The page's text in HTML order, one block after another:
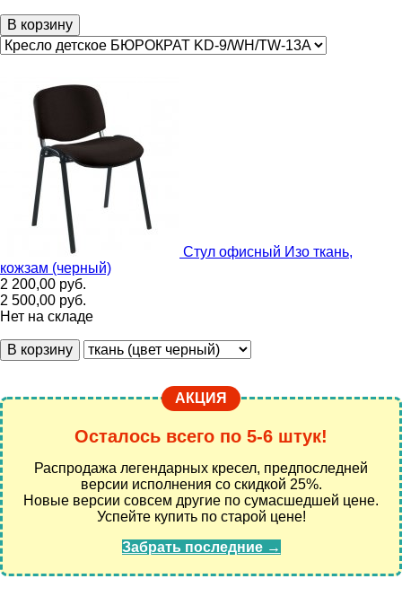
В корзину
Стул офисный Изо ткань,
кожзам (черный)
2 200,00 руб.
2 500,00 руб.
Нет на складе
В корзину
АКЦИЯ
Осталось всего по 5-6 штук!
Распродажа легендарных кресел, предпоследней
версии исполнения со скидкой 25%.
Новые версии совсем другие по сумасшедшей цене.
Успейте купить по старой цене!
Забрать последние →